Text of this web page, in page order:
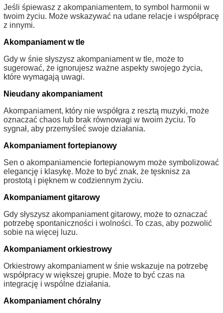
Jeśli śpiewasz z akompaniamentem, to symbol harmonii w
twoim życiu. Może wskazywać na udane relacje i współpracę
z innymi.
Akompaniament w tle
Gdy w śnie słyszysz akompaniament w tle, może to
sugerować, że ignorujesz ważne aspekty swojego życia,
które wymagają uwagi.
Nieudany akompaniament
Akompaniament, który nie współgra z resztą muzyki, może
oznaczać chaos lub brak równowagi w twoim życiu. To
sygnał, aby przemyśleć swoje działania.
Akompaniament fortepianowy
Sen o akompaniamencie fortepianowym może symbolizować
elegancję i klasykę. Może to być znak, że tęsknisz za
prostotą i pięknem w codziennym życiu.
Akompaniament gitarowy
Gdy słyszysz akompaniament gitarowy, może to oznaczać
potrzebę spontaniczności i wolności. To czas, aby pozwolić
sobie na więcej luzu.
Akompaniament orkiestrowy
Orkiestrowy akompaniament w śnie wskazuje na potrzebę
współpracy w większej grupie. Może to być czas na
integrację i wspólne działania.
Akompaniament chóralny